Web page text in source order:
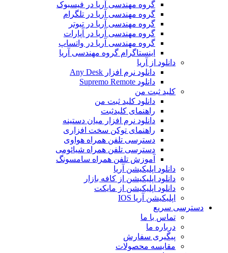
گروه مهندسی آریا در فیسبوک
گروه مهندسی آریا در تلگرام
گروه مهندسی آریا در تیوتر
گروه مهندسی آریا در آپارات
گروه مهندسی آریا در واتساپ
اینستاگرام گروه مهندسی آریا
دانلود از آریا
دانلود نرم افزار Any Desk
دانلود Supremo Remote
کلید ثبت من
دانلود کلید ثبت من
راهنمای کلیدثبت
دانلود نرم افزار میان دستینه
راهنمای توکن سخت افزاری
دسترسی تلفن همراه هواوی
دسترسی تلفن همراه شیائومی
آموزش تلفن همراه سامسونگ
دانلود اپلیکیشن آریا
دانلود اپلیکیشن از کافه بازار
دانلود اپلیکیشن از مایکت
اپلیکیشن آریا IOS
دسترسی سریع
تماس با ما
درباره ما
پیگیری سفارش
مقایسه محصولات